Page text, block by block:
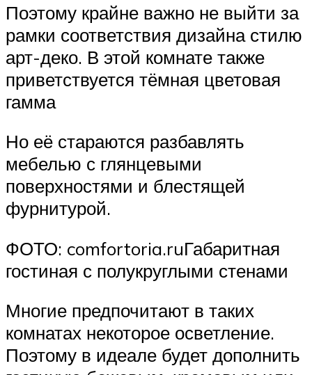
Поэтому крайне важно не выйти за
рамки соответствия дизайна стилю
арт-деко. В этой комнате также
приветствуется тёмная цветовая
гамма
Но её стараются разбавлять
мебелью с глянцевыми
поверхностями и блестящей
фурнитурой.
ФОТО: comfortoria.ruГабаритная
гостиная с полукруглыми стенами
Многие предпочитают в таких
комнатах некоторое осветление.
Поэтому в идеале будет дополнить